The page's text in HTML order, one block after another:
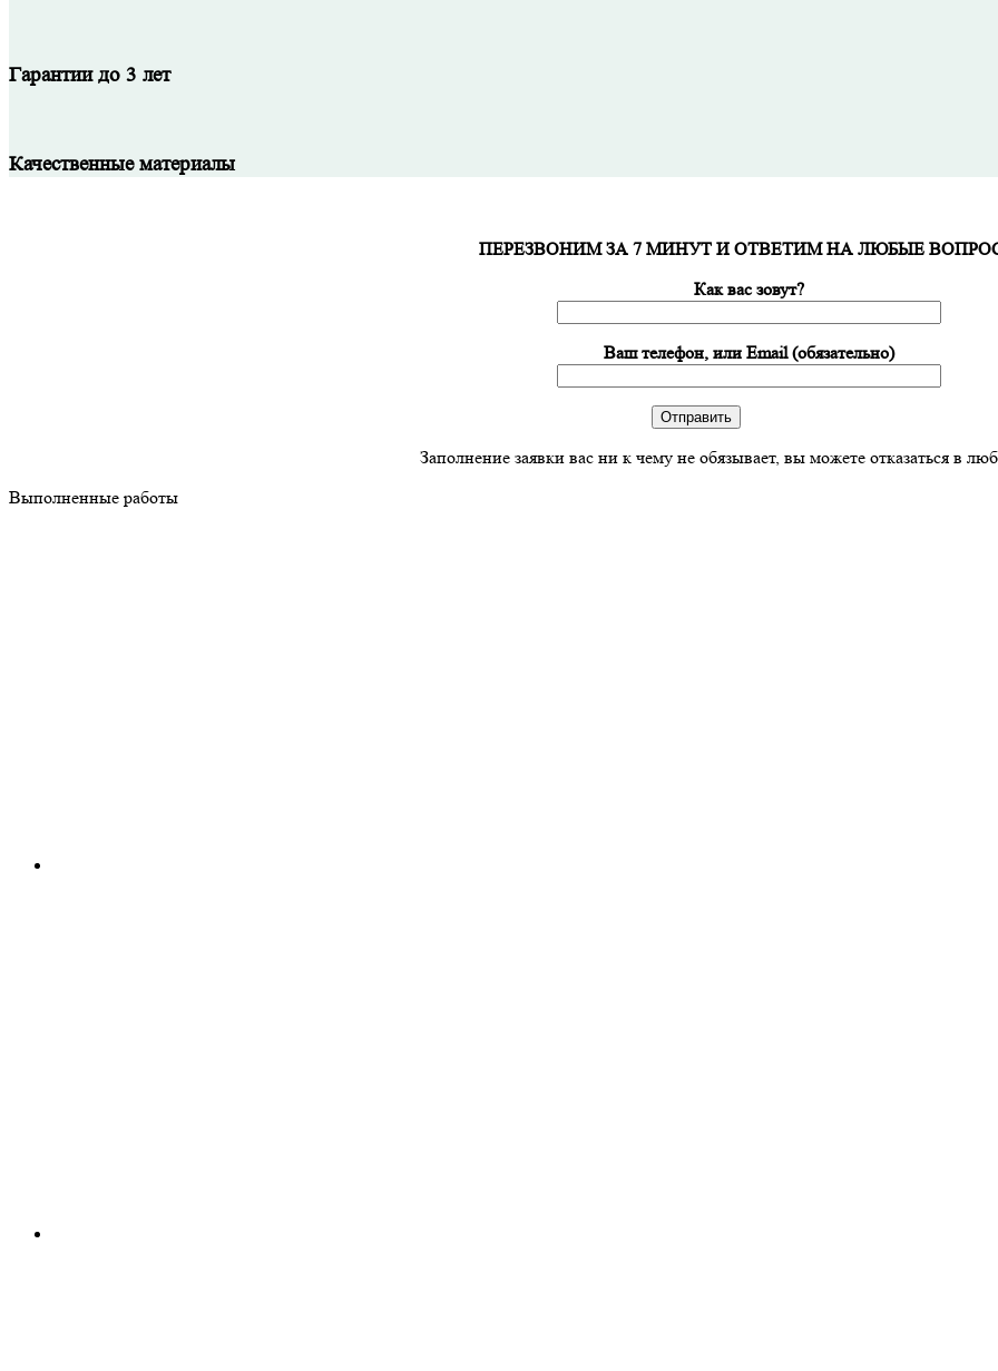
Гарантии до 3 лет
Качественные материалы
ПЕРЕЗВОНИМ ЗА 7 МИНУТ И ОТВЕТИМ НА ЛЮБЫЕ
Как вас зовут?
Ваш телефон, или Email (обязательно)
Заполнение заявки вас ни к чему не обязывает, вы можете отказаться в
Выполненные работы